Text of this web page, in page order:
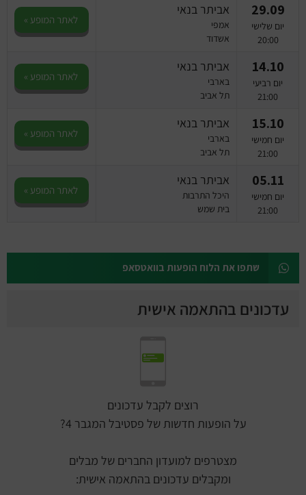
29.09
יום שלישי
20:00
אביתר בנאי
אמפי
אשדוד
לאתר המופע »
14.10
יום רביעי
21:00
אביתר בנאי
בארבי
תל אביב
לאתר המופע »
15.10
יום חמישי
21:00
אביתר בנאי
בארבי
תל אביב
לאתר המופע »
05.11
יום חמישי
21:00
אביתר בנאי
היכל התרבות
בית שמש
לאתר המופע »
שתפו את הלוח הופעות בוואטסאפ
עדכונים בהתאמה אישית
רוצים לקבל עדכונים
על הופעות חדשות של פסטיבל המגבר 4?
מצטרפים למועדון החברים של מבלים
ומקבלים עדכונים בהתאמה אישית: